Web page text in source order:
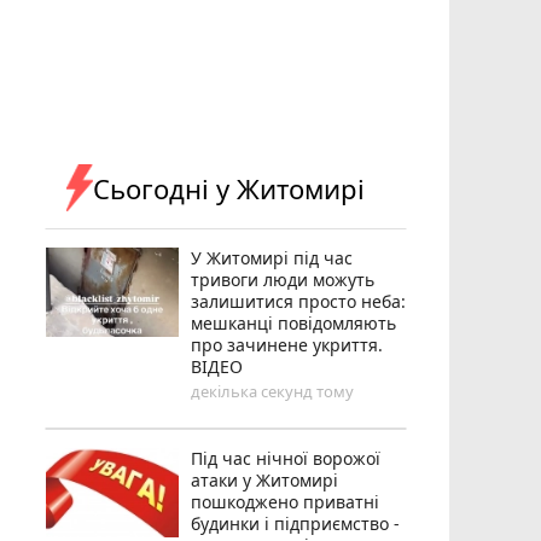
Сьогодні у Житомирі
У Житомирі під час
тривоги люди можуть
залишитися просто неба:
мешканці повідомляють
про зачинене укриття.
ВІДЕО
декілька секунд тому
Під час нічної ворожої
атаки у Житомирі
пошкоджено приватні
будинки і підприємство -